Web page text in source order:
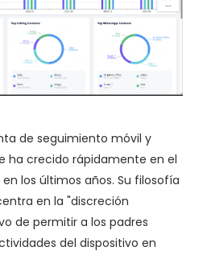
de seguimiento móvil y
ha crecido rápidamente en el
los últimos años. Su filosofía
en la "discreción
de permitir a los padres
del dispositivo en